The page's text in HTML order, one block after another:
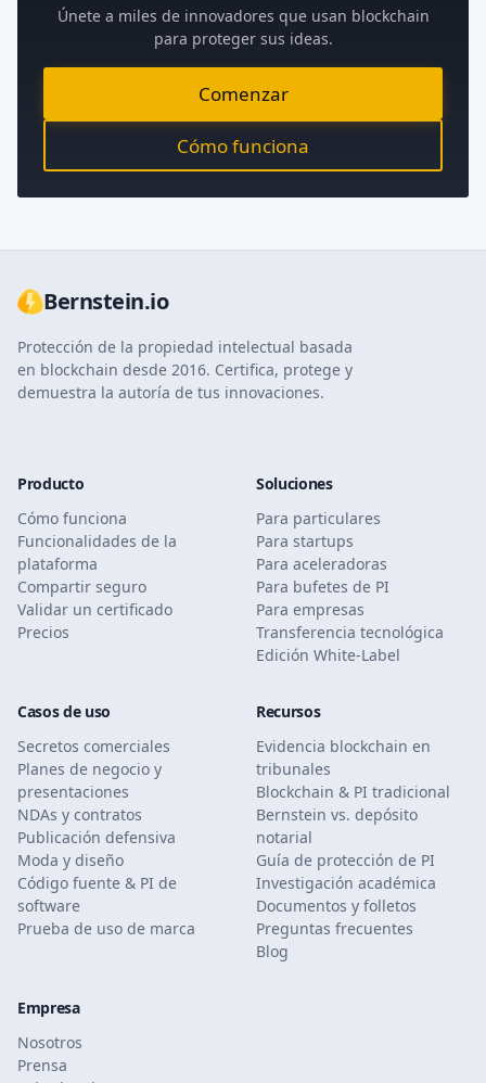
Únete a miles de innovadores que usan blockchain
para proteger sus ideas.
Comenzar
Cómo funciona
Bernstein.io
Protección de la propiedad intelectual basada
en blockchain desde 2016. Certifica, protege y
demuestra la autoría de tus innovaciones.
Producto
Cómo funciona
Funcionalidades de la
plataforma
Compartir seguro
Validar un certificado
Precios
Soluciones
Para particulares
Para startups
Para aceleradoras
Para bufetes de PI
Para empresas
Transferencia tecnológica
Edición White-Label
Casos de uso
Secretos comerciales
Planes de negocio y
presentaciones
NDAs y contratos
Publicación defensiva
Moda y diseño
Código fuente & PI de
software
Prueba de uso de marca
Recursos
Evidencia blockchain en
tribunales
Blockchain & PI tradicional
Bernstein vs. depósito
notarial
Guía de protección de PI
Investigación académica
Documentos y folletos
Preguntas frecuentes
Blog
Empresa
Nosotros
Prensa